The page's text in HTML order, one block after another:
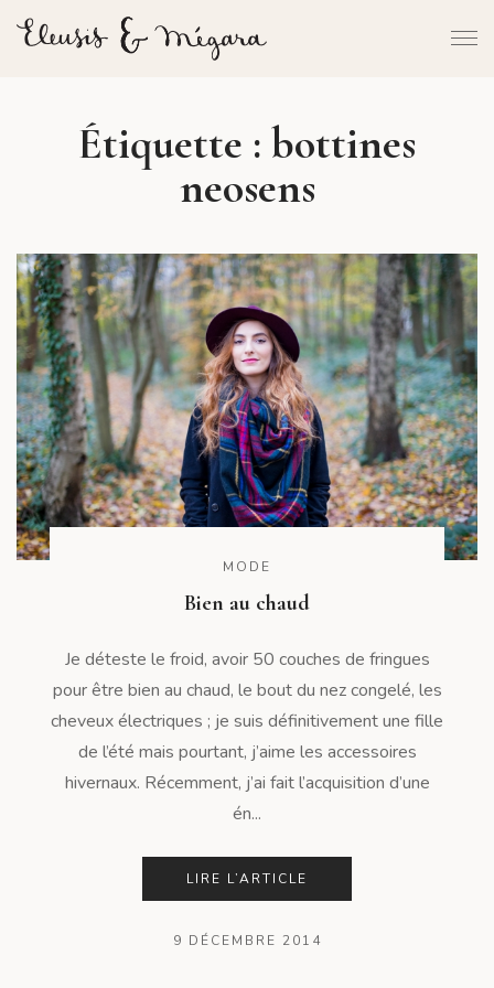
Étiquette : bottines
neosens
MODE
Bien au chaud
Je déteste le froid, avoir 50 couches de fringues
pour être bien au chaud, le bout du nez congelé, les
cheveux électriques ; je suis définitivement une fille
de l’été mais pourtant, j’aime les accessoires
hivernaux. Récemment, j’ai fait l’acquisition d’une
én...
LIRE L’ARTICLE
9 DÉCEMBRE 2014